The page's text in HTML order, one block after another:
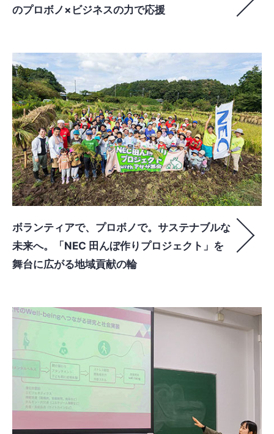
のプロボノ×ビジネスの力で応援
ボランティアで、プロボノで。サステナブルな
未来へ。「NEC 田んぼ作りプロジェクト」を
舞台に広がる地域貢献の輪